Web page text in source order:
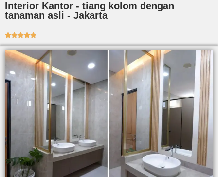
Interior Kantor - tiang kolom dengan
tanaman asli - Jakarta
